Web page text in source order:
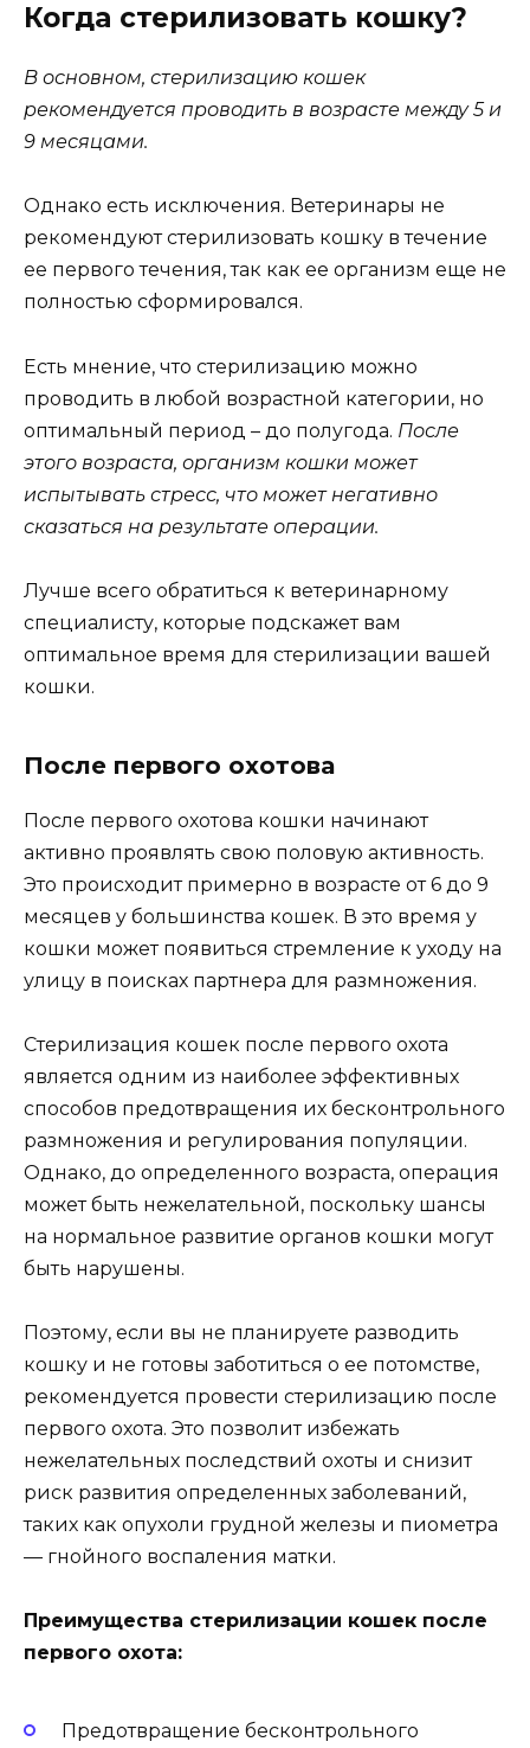
Когда стерилизовать кошку?
В основном, стерилизацию кошек
рекомендуется проводить в возрасте между 5 и
9 месяцами.
Однако есть исключения. Ветеринары не
рекомендуют стерилизовать кошку в течение
ее первого течения, так как ее организм еще не
полностью сформировался.
Есть мнение, что стерилизацию можно
проводить в любой возрастной категории, но
оптимальный период – до полугода. После
этого возраста, организм кошки может
испытывать стресс, что может негативно
сказаться на результате операции.
Лучше всего обратиться к ветеринарному
специалисту, которые подскажет вам
оптимальное время для стерилизации вашей
кошки.
После первого охотова
После первого охотова кошки начинают
активно проявлять свою половую активность.
Это происходит примерно в возрасте от 6 до 9
месяцев у большинства кошек. В это время у
кошки может появиться стремление к уходу на
улицу в поисках партнера для размножения.
Стерилизация кошек после первого охота
является одним из наиболее эффективных
способов предотвращения их бесконтрольного
размножения и регулирования популяции.
Однако, до определенного возраста, операция
может быть нежелательной, поскольку шансы
на нормальное развитие органов кошки могут
быть нарушены.
Поэтому, если вы не планируете разводить
кошку и не готовы заботиться о ее потомстве,
рекомендуется провести стерилизацию после
первого охота. Это позволит избежать
нежелательных последствий охоты и снизит
риск развития определенных заболеваний,
таких как опухоли грудной железы и пиометра
— гнойного воспаления матки.
Преимущества стерилизации кошек после
первого охота:
Предотвращение бесконтрольного